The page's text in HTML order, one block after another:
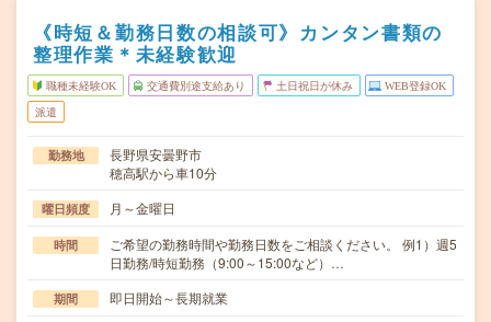
《時短＆勤務日数の相談可》カンタン書類の
整理作業＊未経験歓迎
職種未経験OK 交通費別途支給あり 土日祝日が休み WEB登録OK
派遣
勤務地
長野県安曇野市
穂高駅から車10分
曜日頻度 月～金曜日
時間
ご希望の勤務時間や勤務日数をご相談ください。 例1）週5
日勤務/時短勤務（9:00～15:00など）…
期間 即日開始～長期就業